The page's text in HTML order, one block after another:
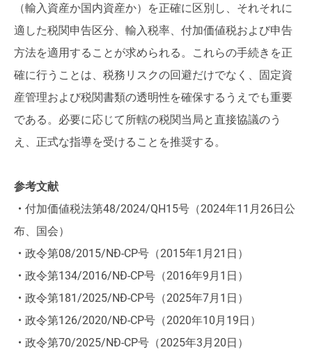
（輸入資産か国内資産か）を正確に区別し、それそれに
適した税関申告区分、輸入税率、付加価値税および申告
方法を適用することが求められる。これらの手続きを正
確に行うことは、税務リスクの回避だけでなく、固定資
産管理および税関書類の透明性を確保するうえでも重要
である。必要に応じて所轄の税関当局と直接協議のう
え、正式な指導を受けることを推奨する。
参考文献
・ 付加価値税法第48/2024/QH15号（2024年11月26日公
布、国会）
・ 政令第08/2015/NĐ-CP号（2015年1月21日）
・ 政令第134/2016/NĐ-CP号（2016年9月1日）
・ 政令第181/2025/NĐ-CP号（2025年7月1日）
・ 政令第126/2020/NĐ-CP号（2020年10月19日）
・ 政令第70/2025/NĐ-CP号（2025年3月20日）